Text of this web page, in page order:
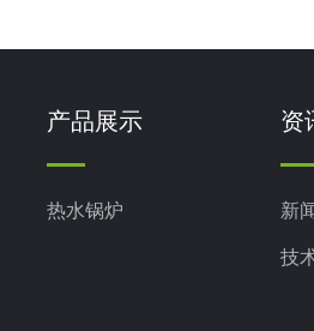
产品展示
热水锅炉
资
新
技